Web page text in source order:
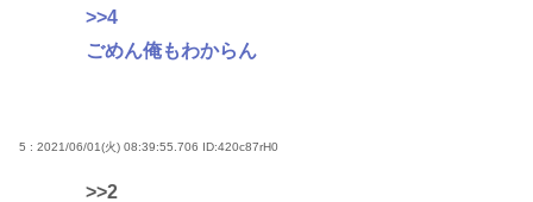
>>4
ごめん俺もわからん
5 : 2021/06/01(火) 08:39:55.706 ID:420c87rH0
>>2